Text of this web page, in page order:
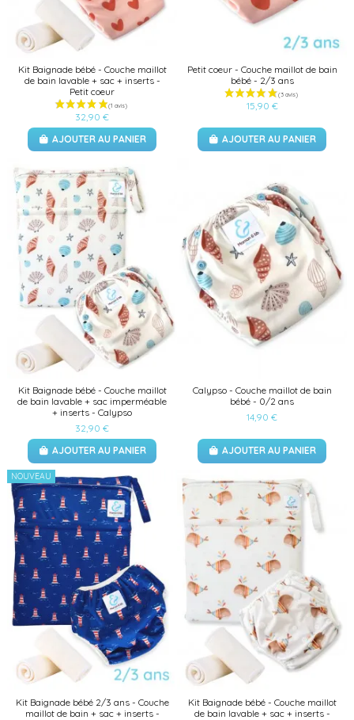
(4 avis)
Kit Baignade bébé - Couche maillot
de bain lavable + sac + inserts -
Petit coeur
32,90 €
AJOUTER AU PANIER
Petit coeur - Couche maillot de bain
bébé - 2/3 ans
15,90 €
AJOUTER AU PANIER
Kit Baignade bébé - Couche maillot
de bain lavable + sac imperméable
+ inserts - Calypso
32,90 €
AJOUTER AU PANIER
Calypso - Couche maillot de bain
bébé - 0/2 ans
14,90 €
AJOUTER AU PANIER
NOUVEAU
Kit Baignade bébé 2/3 ans - Couche
maillot de bain + sac + inserts -
Kit Baignade bébé - Couche maillot
de bain lavable + sac + inserts -